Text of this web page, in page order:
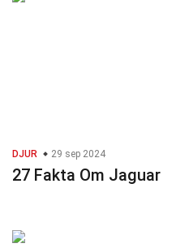
DJUR 29 sep 2024
27 Fakta Om Jaguar